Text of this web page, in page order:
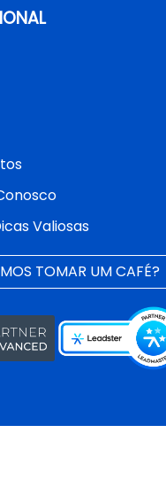
Valiosas
TOMAR UM CAFÉ?